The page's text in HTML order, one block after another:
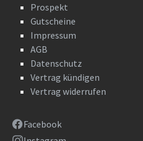
Prospekt
Gutscheine
Impressum
AGB
Datenschutz
Vertrag kündigen
Vertrag widerrufen
Facebook